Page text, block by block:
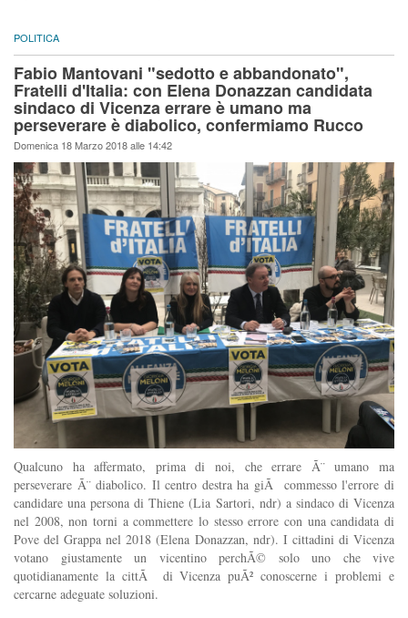
POLITICA
Fabio Mantovani "sedotto e abbandonato",
Fratelli d'Italia: con Elena Donazzan candidata
sindaco di Vicenza errare è umano ma
perseverare è diabolico, confermiamo Rucco
Domenica 18 Marzo 2018 alle 14:42
Qualcuno ha affermato, prima di noi, che errare Ã¨ umano ma
perseverare Ã¨ diabolico. Il centro destra ha giÃ commesso l'errore di
candidare una persona di Thiene (Lia Sartori, ndr) a sindaco di Vicenza
nel 2008, non torni a commettere lo stesso errore con una candidata di
Pove del Grappa nel 2018 (Elena Donazzan, ndr). I cittadini di Vicenza
votano giustamente un vicentino perchÃ© solo uno che vive
quotidianamente la cittÃ di Vicenza puÃ² conoscerne i problemi e
cercarne adeguate soluzioni.